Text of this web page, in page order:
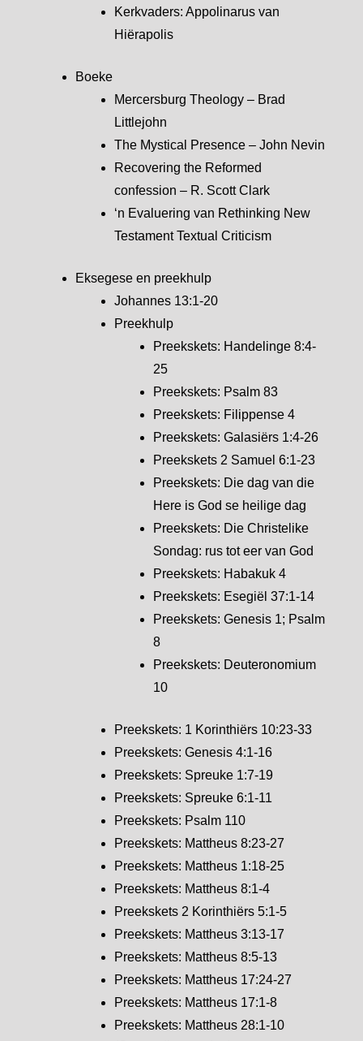
Kerkvaders: Appolinarus van
Hiërapolis
Boeke
Mercersburg Theology – Brad
Littlejohn
The Mystical Presence – John Nevin
Recovering the Reformed
confession – R. Scott Clark
‘n Evaluering van Rethinking New
Testament Textual Criticism
Eksegese en preekhulp
Johannes 13:1-20
Preekhulp
Preekskets: Handelinge 8:4-
25
Preekskets: Psalm 83
Preekskets: Filippense 4
Preekskets: Galasiërs 1:4-26
Preekskets 2 Samuel 6:1-23
Preekskets: Die dag van die
Here is God se heilige dag
Preekskets: Die Christelike
Sondag: rus tot eer van God
Preekskets: Habakuk 4
Preekskets: Esegiël 37:1-14
Preekskets: Genesis 1; Psalm
8
Preekskets: Deuteronomium
10
Preekskets: 1 Korinthiërs 10:23-33
Preekskets: Genesis 4:1-16
Preekskets: Spreuke 1:7-19
Preekskets: Spreuke 6:1-11
Preekskets: Psalm 110
Preekskets: Mattheus 8:23-27
Preekskets: Mattheus 1:18-25
Preekskets: Mattheus 8:1-4
Preekskets 2 Korinthiërs 5:1-5
Preekskets: Mattheus 3:13-17
Preekskets: Mattheus 8:5-13
Preekskets: Mattheus 17:24-27
Preekskets: Mattheus 17:1-8
Preekskets: Mattheus 28:1-10